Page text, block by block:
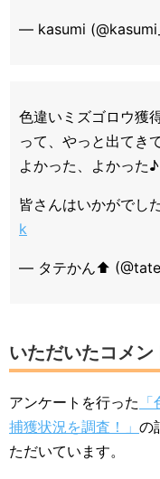
— kasumi
色違いミズゴロウ獲
って、やっと出てき
よかった、よかった♪
皆さんはいかがでし
k
— タテかん⬆︎
いただいたコメン
アンケートを行った
捕獲状況を調査！」 の
ただいています。